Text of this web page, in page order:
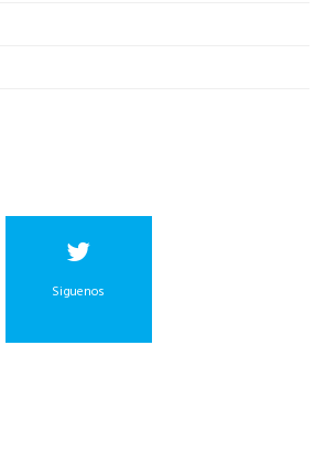
Siguenos